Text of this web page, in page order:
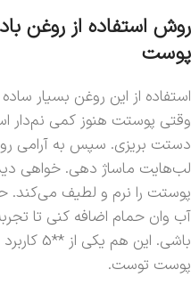
روش استفاده از روغن
پوست
استفاده از این روغن بسیار
وقتی پوستت هنوز کمی نم‌دار
دستت بریزی. سپس به آرامی
لب‌هایت ماساژ دهی. خواهی
پوستت را نرم و لطیف می‌کند.
آب وان حمام اضافه کنی تا
باشی.
پوست توست.